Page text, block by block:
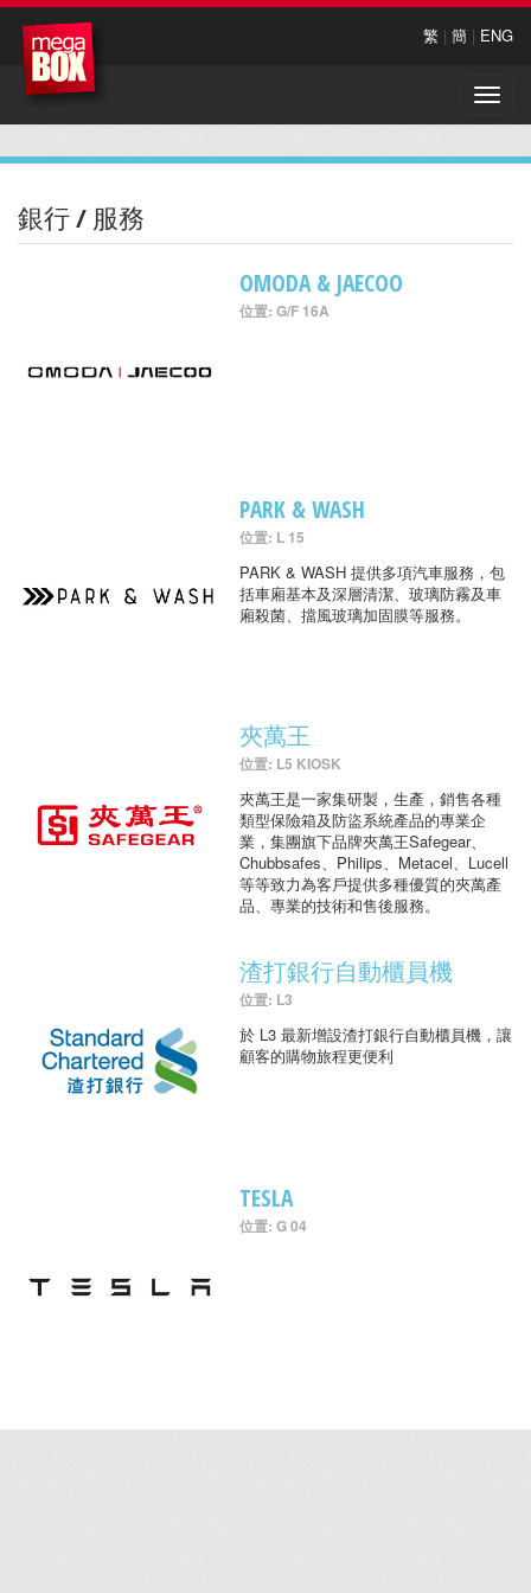
繁 | 簡 | ENG
Toggle
銀行 / 服務
OMODA & JAECOO
位置: G/F 16A
PARK & WASH
位置: L 15
PARK & WASH 提供多項汽車服務，包
括車廂基本及深層清潔、玻璃防霧及車
廂殺菌、擋風玻璃加固膜等服務。
夾萬王
位置: L5 KIOSK
夾萬王是一家集研製，生產，銷售各種
類型保險箱及防盜系統產品的專業企
業，集團旗下品牌夾萬王Safegear、
Chubbsafes、Philips、Metacel、Lucell
等等致力為客戶提供多種優質的夾萬產
品、專業的技術和售後服務。
渣打銀行自動櫃員機
位置: L3
於 L3 最新增設渣打銀行自動櫃員機，讓
顧客的購物旅程更便利
TESLA
位置: G 04